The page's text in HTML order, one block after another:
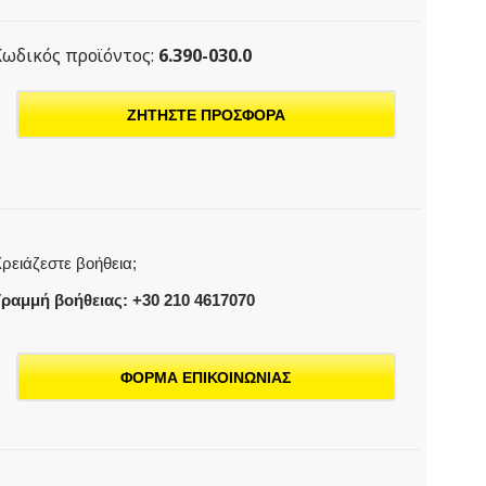
προϊόντος: 6.390-030.0
ΖΗΤΗΣΤΕ ΠΡΟΣΦΟΡΑ
βοήθεια;
βοήθειας: +30 210 4617070
ΦΟΡΜΑ ΕΠΙΚΟΙΝΩΝΙΑΣ